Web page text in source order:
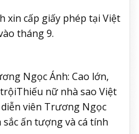
xin cấp giấy phép tại Việt
tháng 9.
Ngọc Ánh: Cao lớn,
Thiếu nữ nhà sao Việt
viên Trương Ngọc
ấn tượng và cá tính